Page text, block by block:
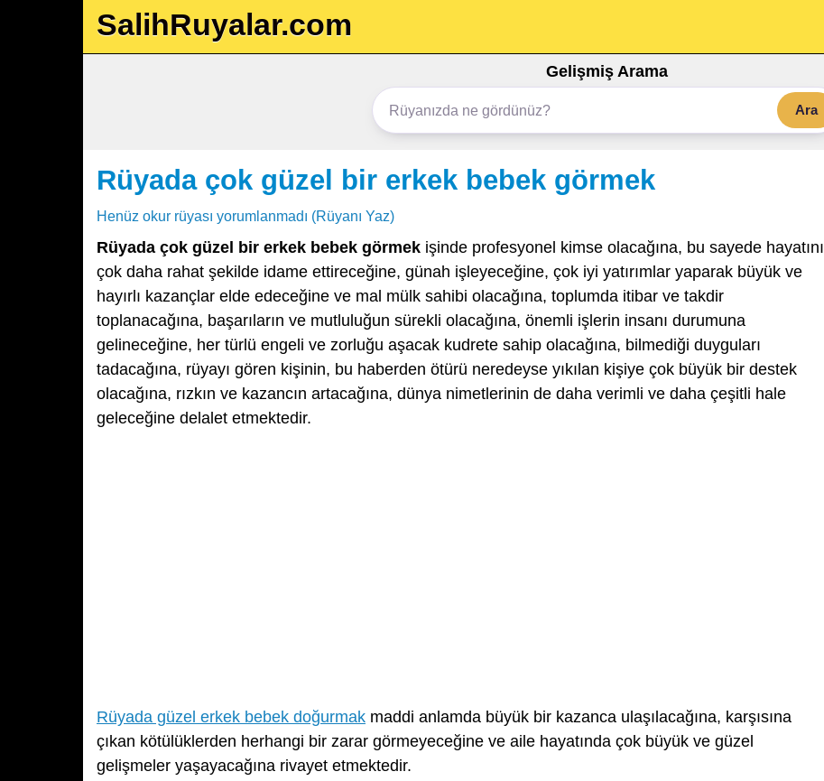
SalihRuyalar.com
Gelişmiş Arama
Ara
Rüyada çok güzel bir erkek bebek görmek
Henüz okur rüyası yorumlanmadı (Rüyanı Yaz)
Rüyada çok güzel bir erkek bebek görmek işinde profesyonel kimse olacağına, bu sayede hayatını
çok daha rahat şekilde idame ettireceğine, günah işleyeceğine, çok iyi yatırımlar yaparak büyük ve
hayırlı kazançlar elde edeceğine ve mal mülk sahibi olacağına, toplumda itibar ve takdir
toplanacağına, başarıların ve mutluluğun sürekli olacağına, önemli işlerin insanı durumuna
gelineceğine, her türlü engeli ve zorluğu aşacak kudrete sahip olacağına, bilmediği duyguları
tadacağına, rüyayı gören kişinin, bu haberden ötürü neredeyse yıkılan kişiye çok büyük bir destek
olacağına, rızkın ve kazancın artacağına, dünya nimetlerinin de daha verimli ve daha çeşitli hale
geleceğine delalet etmektedir.
Rüyada güzel erkek bebek doğurmak maddi anlamda büyük bir kazanca ulaşılacağına, karşısına
çıkan kötülüklerden herhangi bir zarar görmeyeceğine ve aile hayatında çok büyük ve güzel
gelişmeler yaşayacağına rivayet etmektedir.